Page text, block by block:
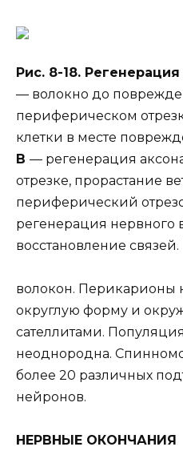
Рис. 8-18.
— волокно до
периферическом
клетки в месте
В — регенерация
отрезке, прорастание
периферический
регенерация нервного
восстановление связей.
волокон. Перикарионы
округлую форму и
сателлитами.
неоднородна.
более 20 различных
нейронов.
НЕРВНЫЕ ОКОНЧАНИЯ